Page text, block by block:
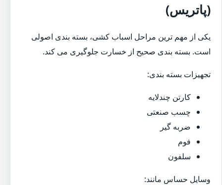
(پاتریس)
یکی از مهم ترین مراحل اسباب کشی، بسته بندی اصولی
است. بسته بندی صحیح از خسارت جلوگیری می کند.
تجهیزات بسته بندی:
کارتن چندلایه
چسب صنعتی
ضربه گیر
فوم
سلفون
وسایل حساس مانند: